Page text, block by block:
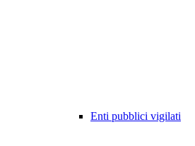
Enti pubblici vigilati